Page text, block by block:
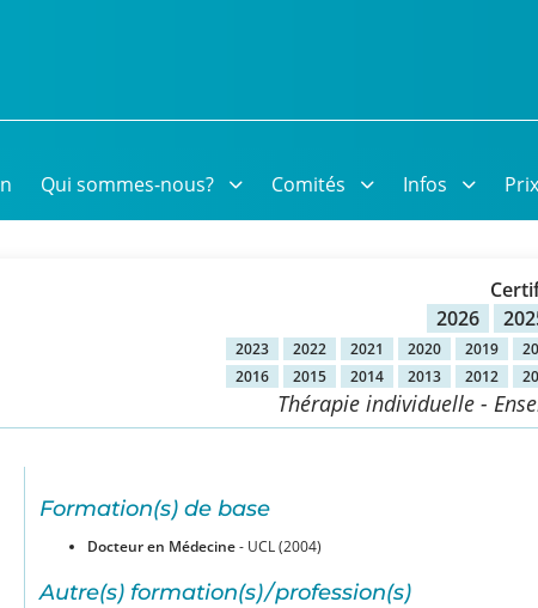
Qui sommes-nous? Comités Infos Prix
2026
2023 2022 2021 2020 2019
2016
2015 2014 2013 2012
Thérapie individuelle -
Formation(s) de base
Docteur en Médecine- UCL (2004)
Autre(s) formation(s) / profession(s)